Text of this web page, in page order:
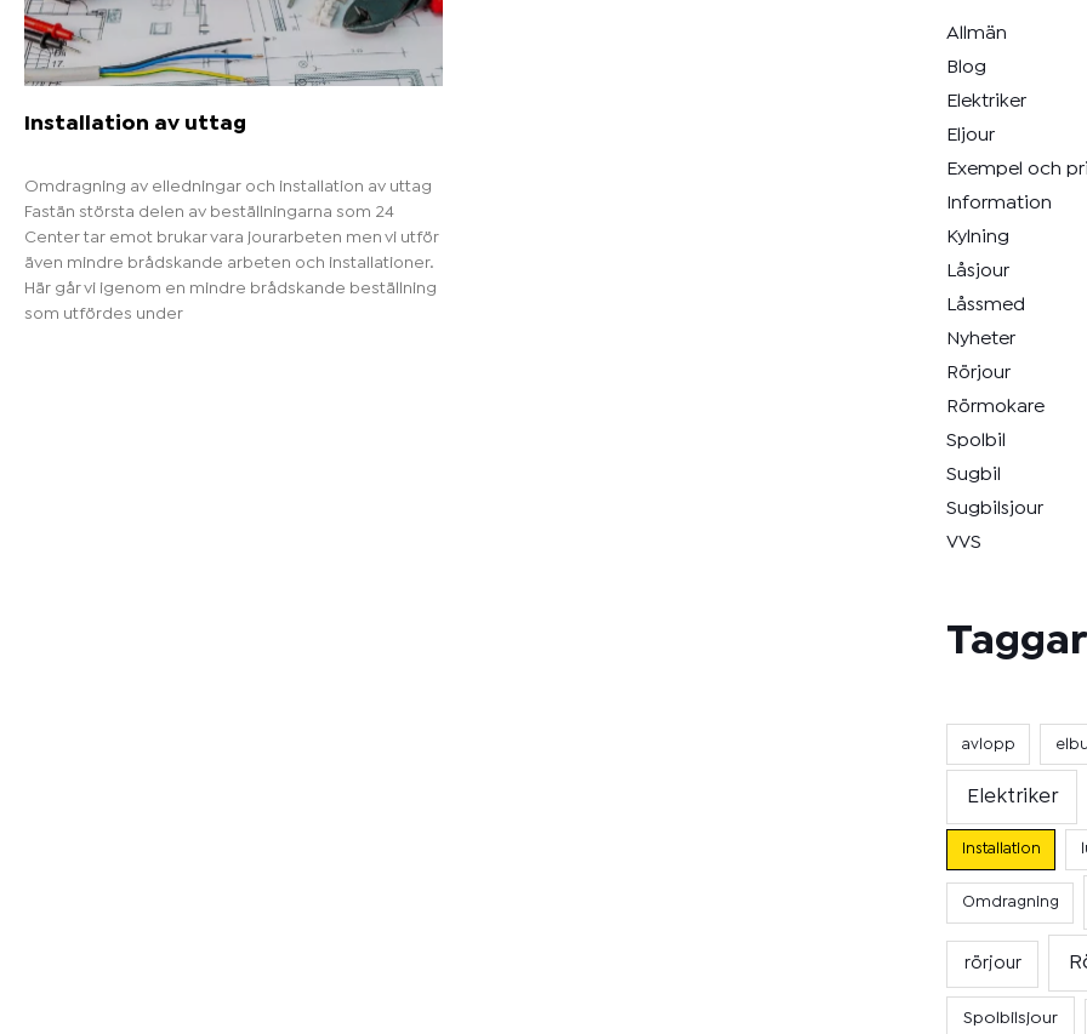
Installation av uttag
Omdragning av elledningar och installation av uttag
Fastän största delen av beställningarna som 24
Center tar emot brukar vara jourarbeten men vi utför
även mindre brådskande arbeten och installationer.
Här går vi igenom en mindre brådskande beställning
som utfördes under
Allmän
Blog
Elektriker
Eljour
Exempel och
Information
Kylning
Låsjour
Låssmed
Nyheter
Rörjour
Rörmokare
Spolbil
Sugbil
Sugbilsjour
VVS
Taggar
avlopp
Elektriker
Installation
Omdragning
rörjour
Spolbilsjour